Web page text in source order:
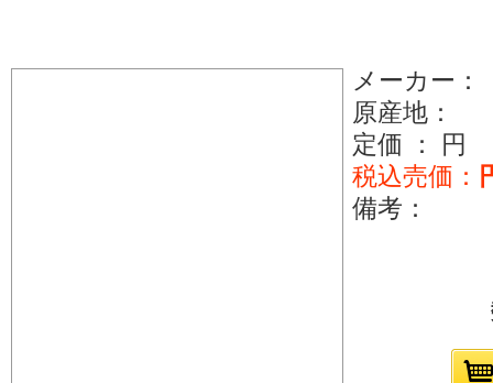
メーカー：
原産地：
定価 ： 円
税込売価：
備考：